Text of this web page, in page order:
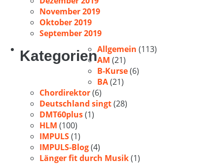
November 2019
Oktober 2019
September 2019
KategorienAllgemein (113)
AM (21)
B-Kurse(6)
BA(21)
Chordirektor(6)
Deutschland singt(28)
DMT60plus(1)
HLM (100)
IMPULS(1)
IMPULS-Blog(4)
Länger fit durch Musik(1)